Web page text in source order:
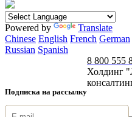
Powered by
Translate
Chinese English French German
Russian Spanish
Подписка на рассылку
8 800 555
Холдинг